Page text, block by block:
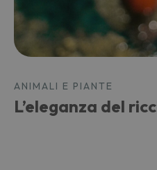
ANIMALI E PIANTE
L’eleganza del